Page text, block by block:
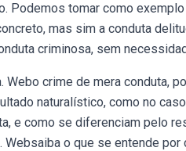
Podemos tomar como
mas sim a conduta
criminosa, sem
Webo crime de mera conduta,
naturalístico, como no
e como se diferenciam pelo
o que se entende